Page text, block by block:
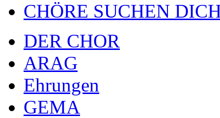
CHÖRE SUCHEN
DER CHOR
ARAG
Ehrungen
GEMA